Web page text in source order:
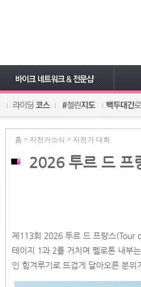
홈 > 자전거소식 > 자전거 대회
2026 투르 드 프
제113회 2026 투르 드 프랑스(Tour
테이지 1과 2를 거치며 펠로톤 내부
인 힘겨루기로 뜨겁게 달아오른 분위